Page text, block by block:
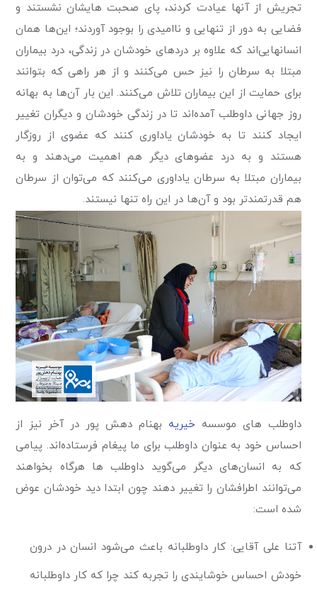
تجریش از آنها عیادت کردند، پای صحبت هایشان نشستند و
فضایی به دور از تنهایی و ناامیدی را بوجود آوردند؛ این‌ها‌‌ همان
انسانهایی‌اند که علاوه بر درد‌های خودشان در زندگی، درد بیماران
مبتلا به سرطان را نیز حس می‌کنند و از هر راهی که بتوانند
برای حمایت از این بیماران تلاش می‌کنند. این بار آن‌ها به بهانه
روز جهانی داوطلب آمده‌اند تا در زندگی خودشان و دیگران تغییر
ایجاد کنند تا به خودشان یاداوری کنند که عضوی از روزگار
هستند و به درد عضوهای دیگر هم اهمیت می‌دهند و به
بیماران مبتلا به سرطان یاداوری می‌کنند که می‌توان از سرطان
هم قدرتمند‌تر بود و آن‌ها در این راه تنها نیستند.
داوطلب های موسسه خیریه بهنام دهش پور در آخر نیز از
احساس خود به عنوان داوطلب برای ما پیغام فرستاده‌اند. پیامی
که به انسان‌های دیگر می‌گوید داوطلب ها هر‌گاه بخواهند
می‌توانند اطرافشان را تغییر دهند چون ابتدا دید خودشان عوض
شده است:
آتنا علی آقایی: کار داوطلبانه باعث می‌شود انسان در درون
خودش احساس خوشایندی را تجربه کند چرا که کار داوطلبانه